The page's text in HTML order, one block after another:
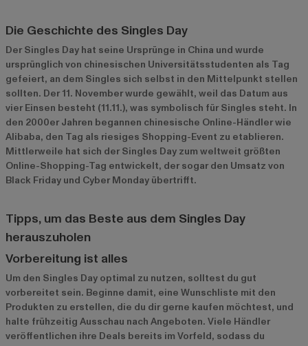
Die Geschichte des Singles Day
Der Singles Day hat seine Ursprünge in China und wurde
ursprünglich von chinesischen Universitätsstudenten als Tag
gefeiert, an dem Singles sich selbst in den Mittelpunkt stellen
sollten. Der 11. November wurde gewählt, weil das Datum aus
vier Einsen besteht (11.11.), was symbolisch für Singles steht. In
den 2000er Jahren begannen chinesische Online-Händler wie
Alibaba, den Tag als riesiges Shopping-Event zu etablieren.
Mittlerweile hat sich der Singles Day zum weltweit größten
Online-Shopping-Tag entwickelt, der sogar den Umsatz von
Black Friday und Cyber Monday übertrifft.
Tipps, um das Beste aus dem Singles Day
herauszuholen
Vorbereitung ist alles
Um den Singles Day optimal zu nutzen, solltest du gut
vorbereitet sein. Beginne damit, eine Wunschliste mit den
Produkten zu erstellen, die du dir gerne kaufen möchtest, und
halte frühzeitig Ausschau nach Angeboten. Viele Händler
veröffentlichen ihre Deals bereits im Vorfeld, sodass du